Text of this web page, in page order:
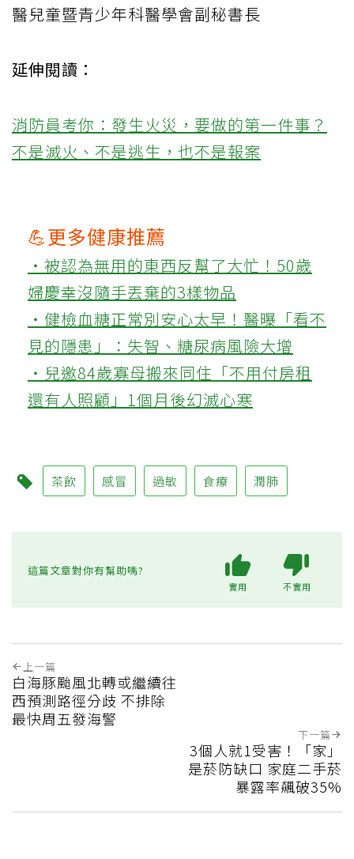
醫兒童暨青少年科醫學會副秘書長
延伸閱讀：
消防員考你：發生火災，要做的第一件事？
不是滅火、不是逃生，也不是報案
💪更多健康推薦
‧被認為無用的東西反幫了大忙！50歲
婦慶幸沒隨手丟棄的3樣物品
‧健檢血糖正常別安心太早！醫曝「看不
見的隱患」：失智、糖尿病風險大增
‧兒邀84歲寡母搬來同住「不用付房租
還有人照顧」1個月後幻滅心寒
茶飲 感冒 過敏 食療 潤肺
這篇文章對你有幫助嗎?
實用 不實用
上一篇
白海豚颱風北轉或繼續往
西預測路徑分歧 不排除
最快周五發海警
下一篇
3個人就1受害！「家」
是菸防缺口 家庭二手菸
暴露率飆破35%